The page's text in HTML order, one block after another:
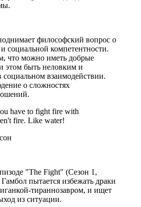
философский вопрос о
социальной компетентности.
что можно иметь добрые
этом быть неловким и
взаимодействии.
о сложностях
have to fight fire with
fire. Like water!
"The Fight" (Сезон 1,
пытается избежать драки
тираннозавром, и ищет
из ситуации.